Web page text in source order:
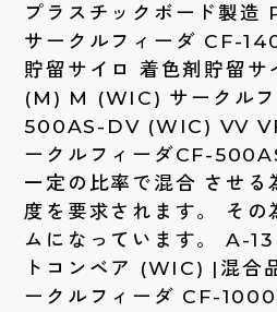
プラスチックボード製造
サークルフィーダ CF-
貯留サイロ 着色剤貯留サ
(M) M (WIC) サークル
500AS-DV (WIC) VV
ークルフィーダCF-
一定の比率で混合 させる
度を要求されます。 その
ムになっています。 A-
トコンベア (WIC) |混合
ークルフィーダ CF-